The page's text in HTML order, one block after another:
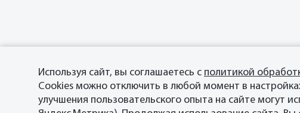
© 2026 ФИЛИАЛ ООО «ГИПЕРИОН ЛИЗИНГ (ТЯНЬЦЗИНЬ)», официальный
Используя сайт, вы соглашаетесь с политикой
Cookies можно отключить в любой момент в
улучшения пользовательского опыта на сайте могут